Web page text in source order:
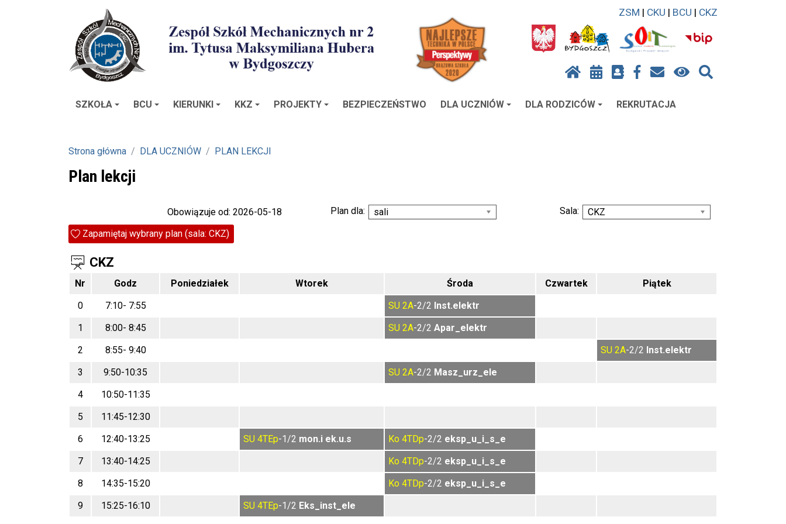
ZSM | CKU | BCU | CKZ
SZKOŁA BCU KIERUNKI KKZ PROJEKTY BEZPIECZEŃSTWO DLA UCZNIÓW DLA RODZICÓW REKRUTACJA
Strona główna DLA UCZNIÓW PLAN LEKCJI
Plan lekcji
Obowiązuje od: 2026-05-18 Plan dla: sali Sala:
CKZ
Zapamiętaj wybrany plan (sala: CKZ)
CKZ
Nr Godz Poniedziałek Wtorek Środa Czwartek
Piątek
0
7:10- 7:55 SU 2A-2/2 Inst.elektr
1
8:00- 8:45 SU 2A-2/2 Apar_elektr
2
8:55- 9:40 SU 2A-2/2 Inst.elektr
3
9:50-10:35 SU 2A-2/2 Masz_urz_ele
4
10:50-11:35
5
11:45-12:30
6
12:40-13:25 SU 4TEp-1/2 mon.i ek.u.s Ko 4TDp-2/2 eksp_u_i_s_e
7
13:40-14:25 Ko 4TDp-2/2 eksp_u_i_s_e
8
14:35-15:20 Ko 4TDp-2/2 eksp_u_i_s_e
9
15:25-16:10 SU 4TEp-1/2 Eks_inst_ele